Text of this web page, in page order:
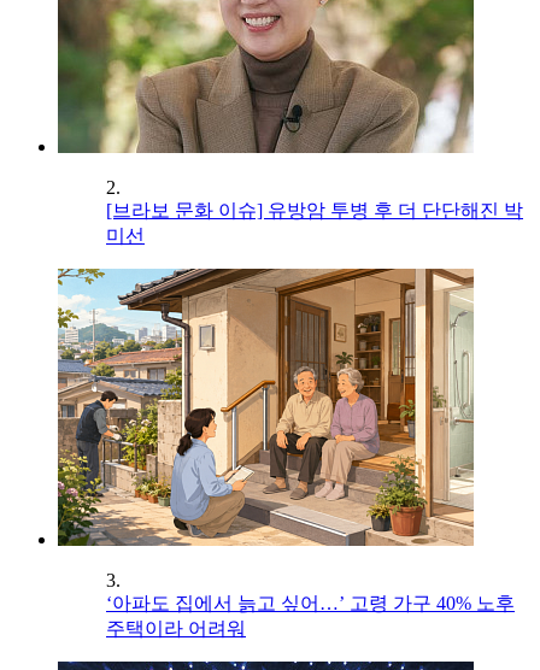
2.
[브라보 문화 이슈] 유방암 투병 후 더 단단해진 박
미선
3.
‘아파도 집에서 늙고 싶어…’ 고령 가구 40% 노후
주택이라 어려워